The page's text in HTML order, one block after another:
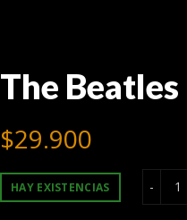
The
$29.900
HAY EXISTENCIAS